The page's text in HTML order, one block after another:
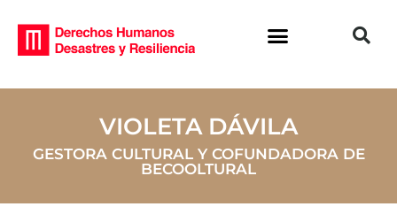
VIOLETA DÁVILA
GESTORA CULTURAL Y COFUNDADORA DE
BECOOLTURAL